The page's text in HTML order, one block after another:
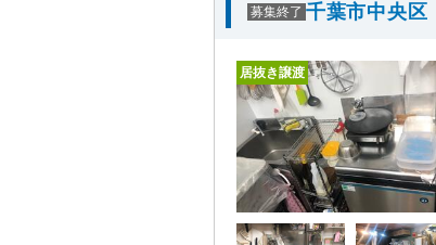
募集終了 千葉市中央区
居抜き譲渡